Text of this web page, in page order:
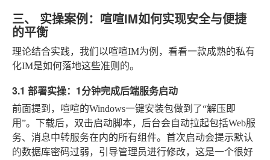
三、 实操案例：喧喧IM如何实现安全与便捷
的平衡
理论结合实践，我们以喧喧IM为例，看看一款成熟的私有
化IM是如何落地这些准则的。
3.1 部署实操：1分钟完成后端服务启动
前面提到，喧喧的Windows一键安装包做到了“解压即
用”。下载后，双击启动脚本，后台会自动拉起包括Web服
务、消息中转服务在内的所有组件。首次启动会提示默认
的数据库密码过弱，引导管理员进行修改，这是一个很好